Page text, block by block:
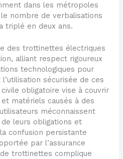
dans les métropoles
nombre de verbalisations
triplé en deux ans.
des trottinettes électriques
alliant respect rigoureux
technologiques pour
sécurisée de ces
obligatoire vise à couvrir
matériels causés à des
méconnaissent
leurs obligations et
confusion persistante
par l’assurance
trottinettes complique